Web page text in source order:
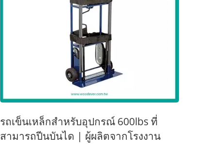
รถเข็นเหล็กสำหรับอุปกรณ์ 600lbs ที่
สามารถปีนบันได | ผู้ผลิตจากโรงงาน